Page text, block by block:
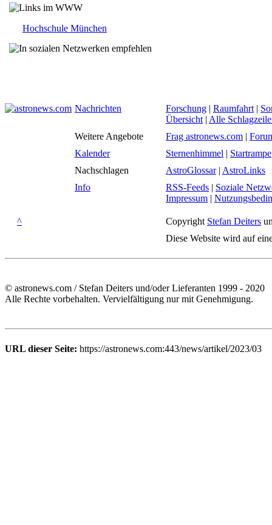
Hochschule München
Nachrichten Forschung | Raumfahrt |
Übersicht | Alle
Weitere Angebote
Frag astronews.com |
Kalender
Sternenhimmel | Startrampe
Nachschlagen
AstroGlossar| AstroLinks
Info
RSS-Feeds | Soziale
Impressum |
^ Copyright Stefan Deiters
Diese Website wird auf
© astronews.com / Stefan Deiters und/oder Lieferanten 1999 - 2020
Alle Rechte vorbehalten. Vervielfältigung nur mit Genehmigung.
URL dieser Seite: https://astronews.com:443/news/artikel/2023/03